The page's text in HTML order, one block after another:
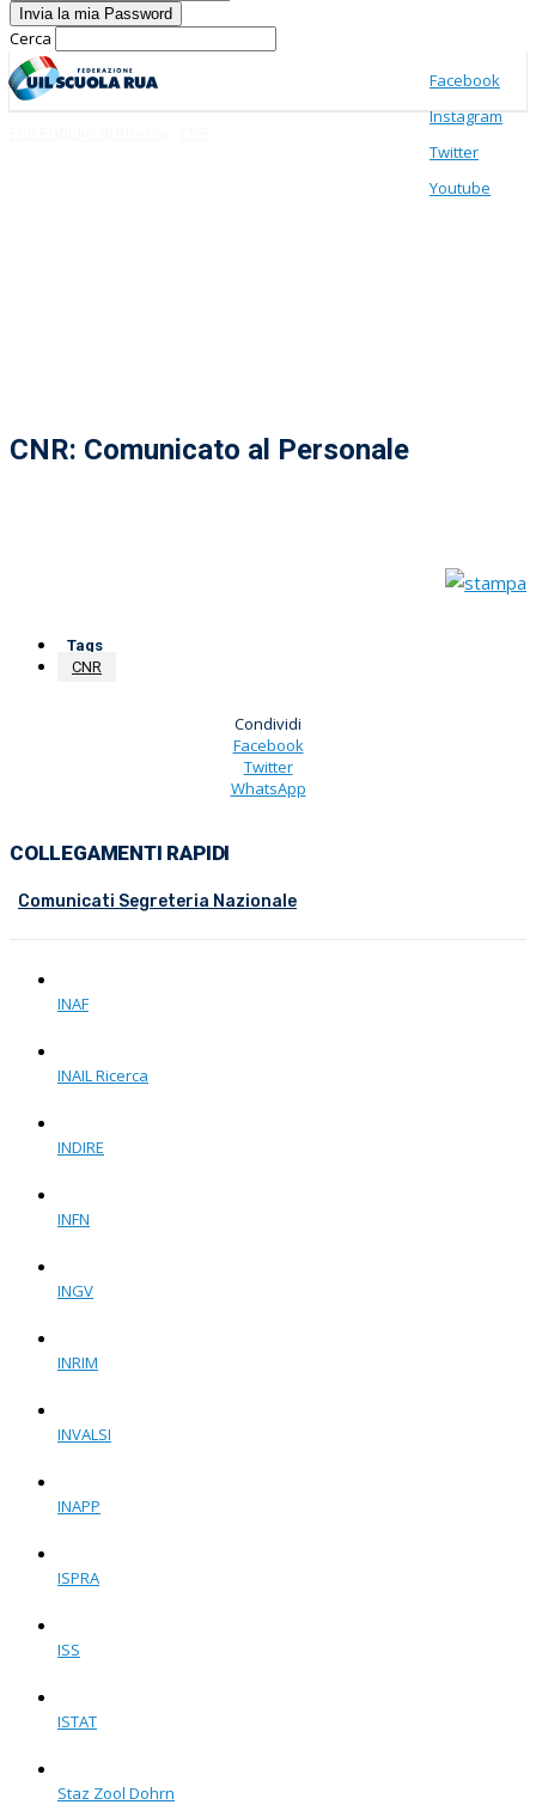
Cerca
Facebook
Instagram
Twitter
Youtube
CNR: Comunicato al Personale
Tags
CNR
Condividi
Facebook
Twitter
WhatsApp
COLLEGAMENTI RAPIDI
Comunicati Segreteria Nazionale
INAF
INAIL Ricerca
INDIRE
INFN
INGV
INRIM
INVALSI
INAPP
ISPRA
ISS
ISTAT
Staz Zool Dohrn